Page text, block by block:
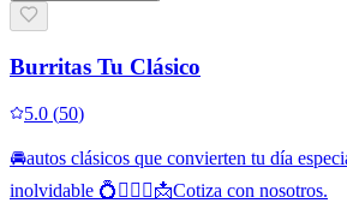
Burritas Tu Clásico
5.0 (50)
🚘autos clásicos que convierten tu día
inolvidable 💍👰🏻‍♀️📩Cotiza con nosotros.